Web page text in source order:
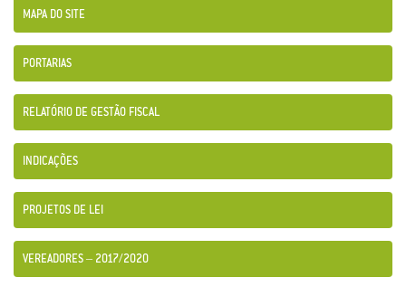
MAPA DO SITE
PORTARIAS
RELATÓRIO DE GESTÃO FISCAL
INDICAÇÕES
PROJETOS DE LEI
VEREADORES – 2017/2020